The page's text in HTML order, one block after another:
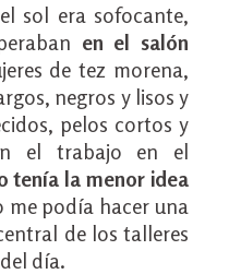
sol era sofocante,
en el salón
de tez morena,
negros y lisos y
pelos cortos y
el trabajo en el
tenía la menor idea
me podía hacer una
de los talleres
día.